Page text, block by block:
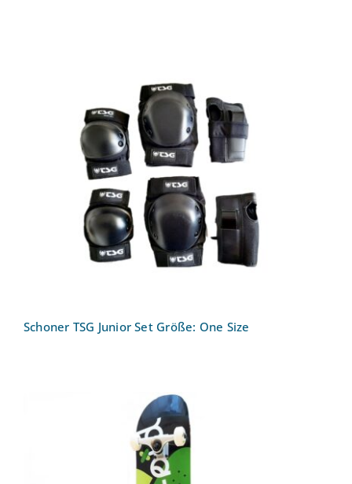
Schoner TSG Junior Set Größe: One
Size
Schoner TSG Junior Set Größe: One Size